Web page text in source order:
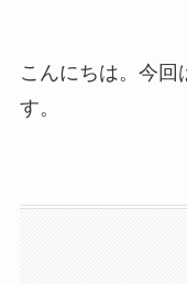
こんにちは。今回
す。